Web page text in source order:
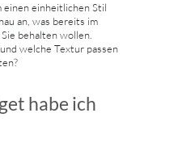
einen einheitlichen Stil
an, was bereits im
behalten wollen.
welche Textur passen
habe ich